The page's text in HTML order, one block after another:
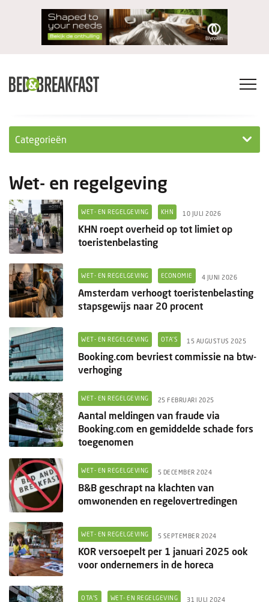
Categorieën
Wet- en regelgeving
Internationaal
Interviews
Ondernemen
Wet- en regelgeving
WET- EN REGELGEVING KHN 10 JULI 2026
KHN roept overheid op tot limiet op
toeristenbelasting
WET- EN REGELGEVING ECONOMIE 4 JUNI 2026
Amsterdam verhoogt toeristenbelasting
stapsgewijs naar 20 procent
WET- EN REGELGEVING OTA'S 15 AUGUSTUS 2025
Booking.com bevriest commissie na btw-
verhoging
WET- EN REGELGEVING 25 FEBRUARI 2025
Aantal meldingen van fraude via
Booking.com en gemiddelde schade fors
toegenomen
WET- EN REGELGEVING 5 DECEMBER 2024
B&B geschrapt na klachten van
omwonenden en regelovertredingen
WET- EN REGELGEVING 5 SEPTEMBER 2024
KOR versoepelt per 1 januari 2025 ook
voor ondernemers in de horeca
OTA'S WET- EN REGELGEVING 31 JULI 2024